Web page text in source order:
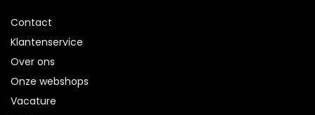
Contact
Klantenservice
Over ons
Onze webshops
Vacature